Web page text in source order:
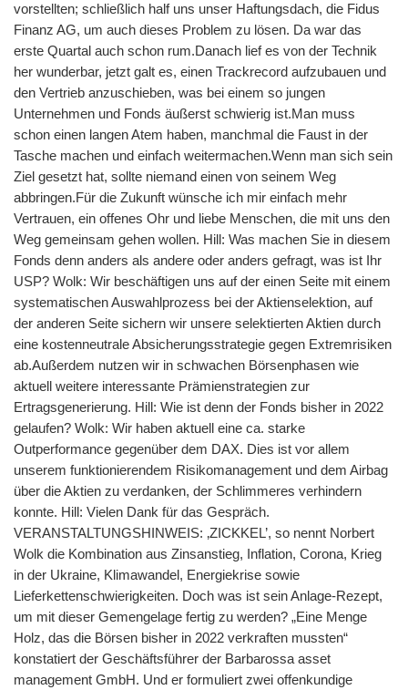
vorstellten; schließlich half uns unser Haftungsdach, die Fidus
Finanz AG, um auch dieses Problem zu lösen. Da war das
erste Quartal auch schon rum.Danach lief es von der Technik
her wunderbar, jetzt galt es, einen Trackrecord aufzubauen und
den Vertrieb anzuschieben, was bei einem so jungen
Unternehmen und Fonds äußerst schwierig ist.Man muss
schon einen langen Atem haben, manchmal die Faust in der
Tasche machen und einfach weitermachen.Wenn man sich sein
Ziel gesetzt hat, sollte niemand einen von seinem Weg
abbringen.Für die Zukunft wünsche ich mir einfach mehr
Vertrauen, ein offenes Ohr und liebe Menschen, die mit uns den
Weg gemeinsam gehen wollen. Hill: Was machen Sie in diesem
Fonds denn anders als andere oder anders gefragt, was ist Ihr
USP? Wolk: Wir beschäftigen uns auf der einen Seite mit einem
systematischen Auswahlprozess bei der Aktienselektion, auf
der anderen Seite sichern wir unsere selektierten Aktien durch
eine kostenneutrale Absicherungsstrategie gegen Extremrisiken
ab.Außerdem nutzen wir in schwachen Börsenphasen wie
aktuell weitere interessante Prämienstrategien zur
Ertragsgenerierung. Hill: Wie ist denn der Fonds bisher in 2022
gelaufen? Wolk: Wir haben aktuell eine ca. starke
Outperformance gegenüber dem DAX. Dies ist vor allem
unserem funktionierendem Risikomanagement und dem Airbag
über die Aktien zu verdanken, der Schlimmeres verhindern
konnte. Hill: Vielen Dank für das Gespräch.
VERANSTALTUNGSHINWEIS: ‚ZICKKEL’, so nennt Norbert
Wolk die Kombination aus Zinsanstieg, Inflation, Corona, Krieg
in der Ukraine, Klimawandel, Energiekrise sowie
Lieferkettenschwierigkeiten. Doch was ist sein Anlage-Rezept,
um mit dieser Gemengelage fertig zu werden? „Eine Menge
Holz, das die Börsen bisher in 2022 verkraften mussten“
konstatiert der Geschäftsführer der Barbarossa asset
management GmbH. Und er formuliert zwei offenkundige